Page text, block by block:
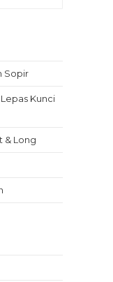
Sopir
Kunci
& Long